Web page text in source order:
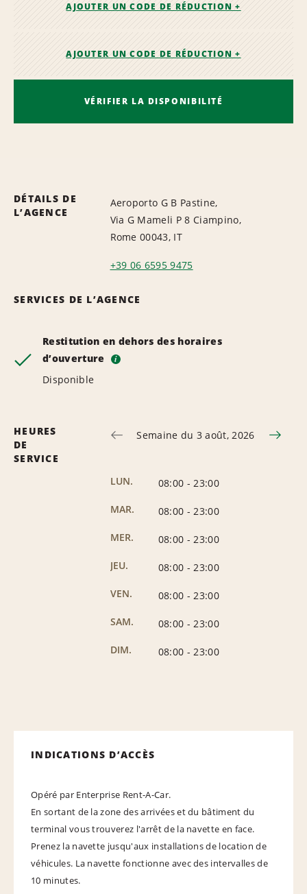
AJOUTER UN CODE DE RÉDUCTION +
AJOUTER UN CODE DE RÉDUCTION +
VÉRIFIER LA DISPONIBILITÉ
DÉTAILS DE
L’AGENCE
Aeroporto G B Pastine,
Via G Mameli P 8 Ciampino,
Rome 00043, IT
+39 06 6595 9475
SERVICES DE L’AGENCE
Restitution en dehors des horaires
d’ouverture
i
Disponible
HEURES
DE
SERVICE
Semaine du 3 août, 2026
LUN. 08:00 - 23:00
MAR.
08:00 - 23:00
MER.
08:00 - 23:00
JEU.
08:00 - 23:00
VEN.
08:00 - 23:00
SAM.
08:00 - 23:00
DIM.
08:00 - 23:00
INDICATIONS D’ACCÈS
Opéré par Enterprise Rent-A-Car.
En sortant de la zone des arrivées et du bâtiment du
terminal vous trouverez l'arrêt de la navette en face.
Prenez la navette jusqu'aux installations de location de
véhicules. La navette fonctionne avec des intervalles de
10 minutes.